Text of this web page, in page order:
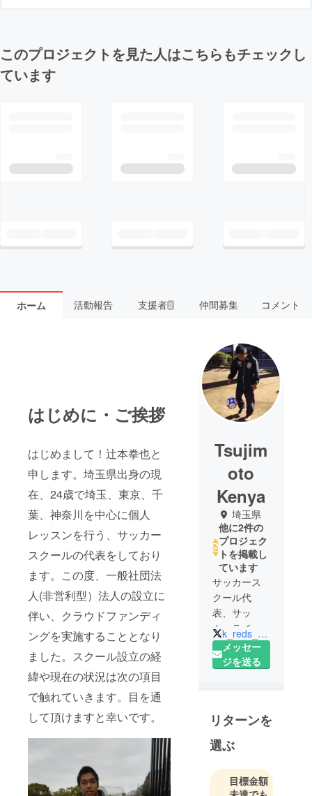
このプロジェクトを見た人はこちらもチェックし
ています
ホーム 活動報告 支援者 2 仲間募集 コメント
はじめに・ご挨拶
はじめまして！辻本拳也と
申します。埼玉県出身の現
在、24歳で埼玉、東京、千
葉、神奈川を中心に個人
レッスンを行う、サッカー
スクールの代表をしており
ます。この度、一般社団法
人(非営利型）法人の設立に
伴い、クラウドファンディ
ングを実施することとなり
ました。スクール設立の経
緯や現在の状況は次の項目
で触れていきます。目を通
して頂けますと幸いです。
Tsujim
oto
Kenya
埼玉県
他に2件の
プロジェク
トを掲載し
ています
サッカース
クール代
表、サッ
カーライ
ター、某Jク
ラブ外部営
スクール広
報兼アドバ
イザーとし
て活動して
います。
k_reds_verdy
メッセー
ジを送る
リターンを
選ぶ
目標金額